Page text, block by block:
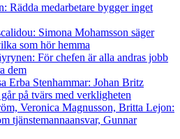
Rädda medarbetare bygger inget
Simona Mohamsson säger
som hör hemma
För chefen är alla andras jobb
dem
Erba Stenhammar: Johan Britz
på tvärs med verkligheten
Veronica Magnusson, Britta Lejon:
tjänstemannaansvar, Gunnar